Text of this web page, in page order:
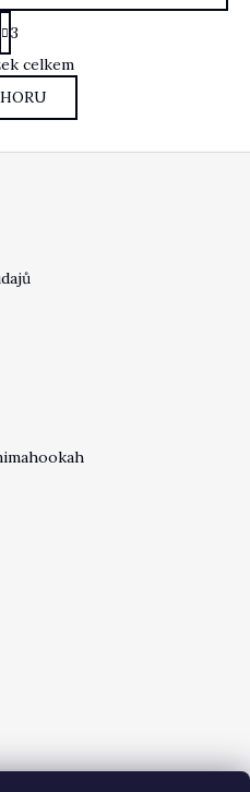
Ovládací prvky
Stránkování
3
celkem